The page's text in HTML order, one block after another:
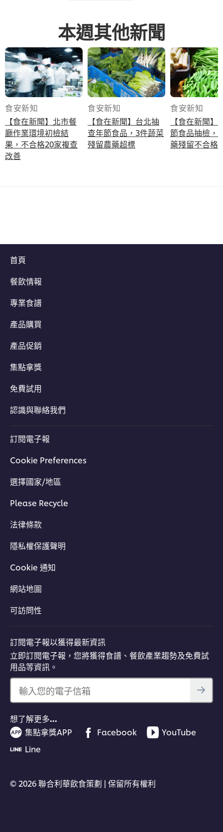
本週其他新聞
食安新知
【食在新聞】北市餐
廳作業環境初檢結
果，不合格20家複查
改善
食安新知
【食在新聞】台北抽
查年節食品，3件蔬菜
殘留農藥超標
食安新知
【食在新聞】
節食品抽檢，
藥殘留不合格
首頁
餐飲情報
專業食譜
產品購買
產品促銷
集點拿獎
免費試用
認識與聯絡我們
訂閱電子報
Cookie Preferences
選擇國家/地區
Please Recycle
法律條款
隱私權保護聲明
Cookie 通知
網站地圖
可訪問性
訂閱電子報以獲得最新資訊
立即訂閱電子報，您將獲得食譜、餐飲產業趨勢及免費試
用品等資訊。
輸入您的電子信箱
想了解更多…
集點拿獎APP
Facebook
YouTube
Line
© 2026 聯合利華飲食策劃 | 保留所有權利